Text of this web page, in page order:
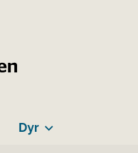
Dyr